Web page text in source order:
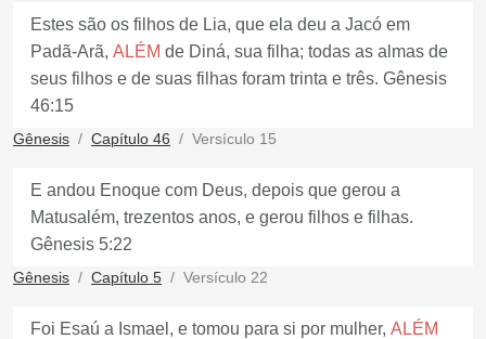
Estes são os filhos de Lia, que ela deu a Jacó em
Padã-Arã, ALÉM de Diná, sua filha; todas as almas de
seus filhos e de suas filhas foram trinta e três. Gênesis
46:15
Gênesis Capítulo 46 Versículo 15
E andou Enoque com Deus, depois que gerou a
Matusalém, trezentos anos, e gerou filhos e filhas.
Gênesis 5:22
Gênesis Capítulo 5 Versículo 22
Foi Esaú a Ismael, e tomou para si por mulher, ALÉM